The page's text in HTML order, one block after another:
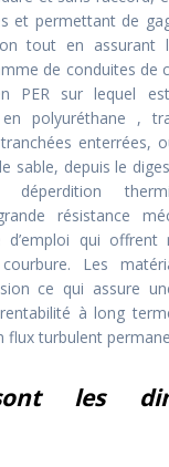
et permettant de
tout en assurant
de conduites de
PER sur lequel
polyuréthane ,
enterrées,
sable, depuis le
déperdition
résistance
d’emploi qui offrent
Les
ce qui assure
à long
flux turbulent
les